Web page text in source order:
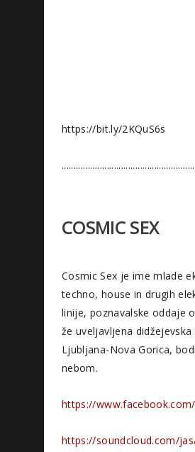
https://bit.ly/2KQuS6s
COSMIC SEX
Cosmic Sex je ime mlade
techno, house in drugih
linije, poznavalske oddaje
že uveljavljena
Ljubljana-Nova Gorica,
nebom.
https://
https://soundcloud.com/